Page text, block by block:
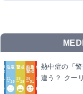
熱中症の「
違う？ クー